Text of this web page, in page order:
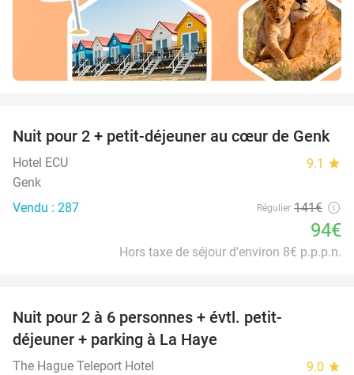
33%
Nuit pour 2 + petit-déjeuner au cœur de Genk
Hotel ECU 9.1 star
Genk
Vendu : 287
Régulier 141€
94€
Hors taxe de séjour d'environ 8€ p.p.p.n.
Nuit pour 2 à 6 personnes + évtl. petit-
déjeuner + parking à La Haye
The Hague Teleport Hotel 9.0 star